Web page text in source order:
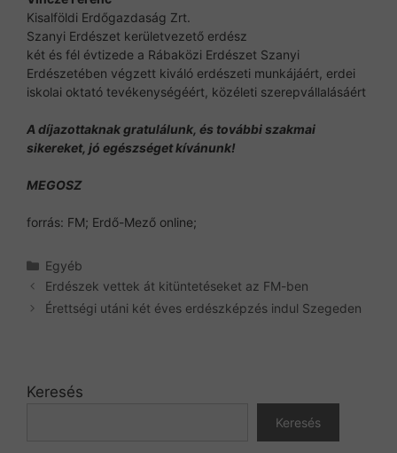
Kisalföldi Erdőgazdaság Zrt.
Szanyi Erdészet kerületvezető erdész
két és fél évtizede a Rábaközi Erdészet Szanyi
Erdészetében végzett kiváló erdészeti munkájáért, erdei
iskolai oktató tevékenységéért, közéleti szerepvállalásáért
A díjazottaknak gratulálunk, és további szakmai
sikereket, jó egészséget kívánunk!
MEGOSZ
forrás: FM; Erdő-Mező online;
Kategória
Egyéb
Erdészek vettek át kitüntetéseket az FM-ben
Érettségi utáni két éves erdészképzés indul Szegeden
Keresés
Keresés